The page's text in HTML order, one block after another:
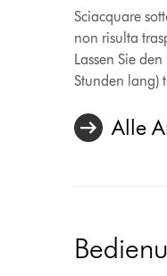
Sciacquare
non risulta
Lassen Sie
Stunden lang)
Alle